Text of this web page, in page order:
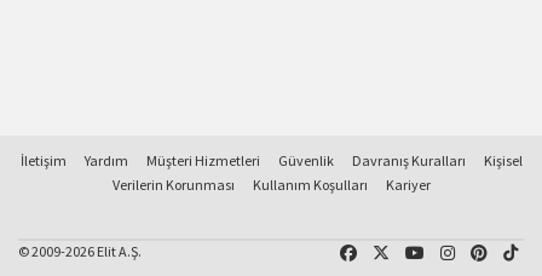
İletişim Yardım Müşteri Hizmetleri Güvenlik Davranış Kuralları
Kişisel
Verilerin Korunması
Kullanım Koşulları Kariyer
© 2009-2026 Elit A.Ş.